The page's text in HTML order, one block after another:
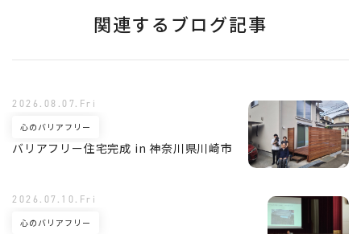
関連するブログ記事
バリアフリー住宅完成 in 神奈川県川崎市
心のバリアフリー
2026.08.07.Fri
心のバリアフリー
2026.07.10.Fri